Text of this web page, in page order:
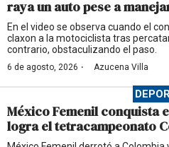
raya un auto pese a
En el video se observa cuando el
claxon a la motociclista tras
contrario, obstaculizando el paso.
6 de agosto, 2026 · Azucena Villa
México Femenil conquista
logra el tetracampeonato